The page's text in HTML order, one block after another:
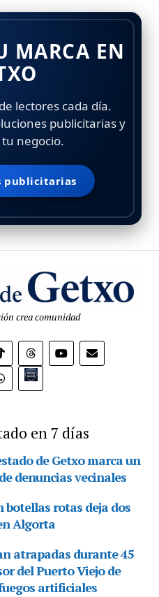
MARCA EN
lectores cada día.
publicitarias y
negocio.
publicitarias
crea comunidad
Bio.link
en 7 días